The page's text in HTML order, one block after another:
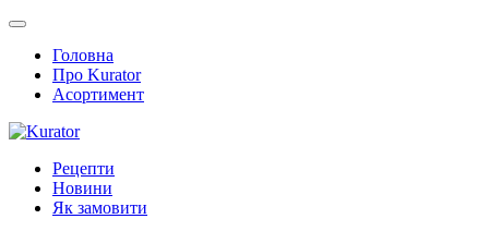
Головна
Про Kurator
Асортимент
Рецепти
Новини
Як замовити